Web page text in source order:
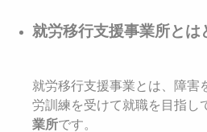
就労移行支援事業所とは
就労移行支援事業とは、障害
労訓練を受けて就職を目指し
業所です。